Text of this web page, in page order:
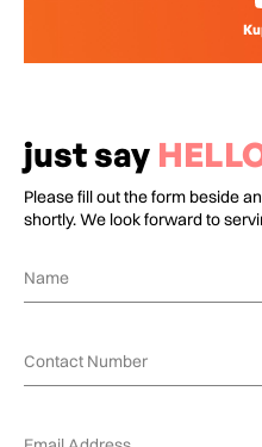
just say
Please fill out the form beside
shortly. We look forward to